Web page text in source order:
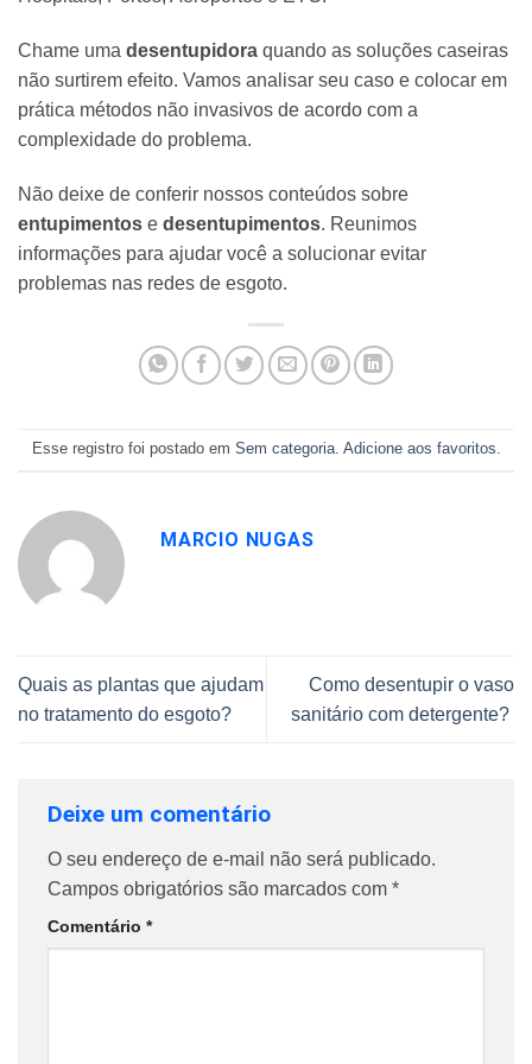
Chame uma desentupidora quando as soluções caseiras
não surtirem efeito. Vamos analisar seu caso e colocar em
prática métodos não invasivos de acordo com a
complexidade do problema.
Não deixe de conferir nossos conteúdos sobre
entupimentos e desentupimentos. Reunimos
informações para ajudar você a solucionar evitar
problemas nas redes de esgoto.
Esse registro foi postado em Sem categoria. Adicione aos favoritos.
MARCIO NUGAS
Quais as plantas que ajudam
no tratamento do esgoto?
Como desentupir o vaso
sanitário com detergente?
Deixe um comentário
O seu endereço de e-mail não será publicado.
Campos obrigatórios são marcados com *
Comentário *